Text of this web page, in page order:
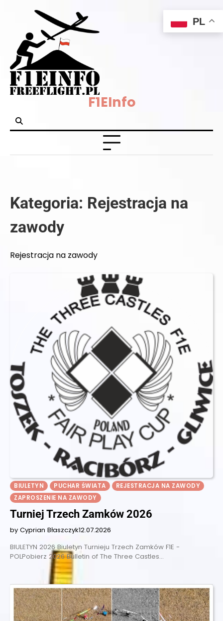
content
F1EInfo
Kategoria: Rejestracja na
zawody
Rejestracja na zawody
BIULETYN PUCHAR ŚWIATA
REJESTRACJA NA ZAWODY
ZAPROSZENIE NA ZAWODY
Turniej Trzech Zamków 2026
by Cyprian Błaszczyk12.07.2026
BIULETYN 2026 Biuletyn Turnieju Trzech Zamków F1E -
POLPobierz 2026 Bulletin of The Three Castles…
PL